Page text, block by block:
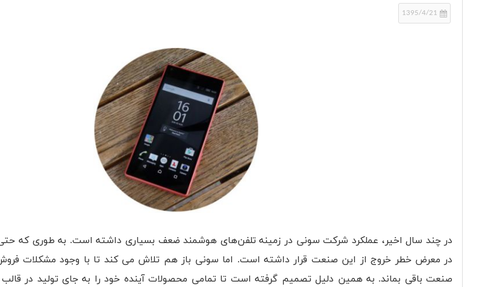
1395/4/21
در چند سال اخیر، عملکرد شرکت سونی در زمینه تلفن‌های هوشمند ضعف بسیاری داشته است. به طوری که
در معرض خطر خروج از این صنعت قرار داشته است. اما سونی باز هم تلاش می کند تا با وجود مشکلات
صنعت باقی بماند. به همین دلیل تصمیم گرفته است تا تمامی محصولات آینده خود را به جای تولید در